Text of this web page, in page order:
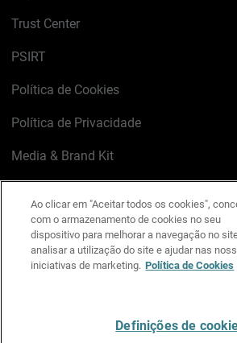
Trust Center
PSIRT
Política de Cookies
Política de Privacidade
Media & Brand Kit
LinkedIn
X FacebookInstagram
YouTube
Ao clicar em "Aceitar todos os cookies",
com o armazenamento de cookies no seu
dispositivo para melhorar a navegação no
analisar a utilização do site e ajudar nas
iniciativas de marketing. Política de Cookies
Definições de